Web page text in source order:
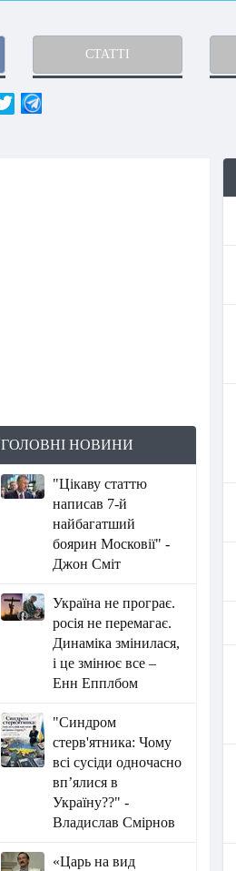
СТАТТІ
ГОЛОВНІ НОВИНИ
"Цікаву статтю
написав 7-й
найбагатший
боярин Московії" -
Джон Сміт
Україна не програє.
росія не перемагає.
Динаміка змінилася,
і це змінює все –
Енн Епплбом
"Синдром
стерв'ятника: Чому
всі сусіди одночасно
вп’ялися в
Україну??" -
Владислав Смірнов
«Царь на вид